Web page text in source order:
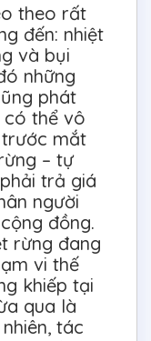
theo rất
đến: nhiệt
và bụi
những
phát
có thể vô
mắt
– tự
trả giá
người
đồng.
rừng đang
vi thế
khiếp tại
qua là
tác